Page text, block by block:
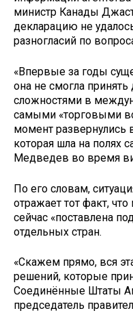
министр Канады
декларацию не
разногласий по
«Впервые за годы
она не смогла
сложностями в
самыми «торговыми
момент развернулись
которая шла на полях
Медведев во время
По его словам,
отражает тот факт,
сейчас «поставлена
отдельных стран.
«Скажем прямо, вся
решений, которые
Соединённые Штаты
председатель